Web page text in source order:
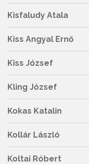
Kisfaludy Atala
Kiss Angyal Ernő
Kiss József
Kling József
Kokas Katalin
Kollár László
Koltai Róbert